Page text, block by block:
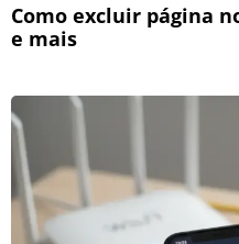
Como excluir página
e mais